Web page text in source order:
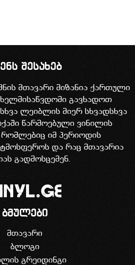
შესახებ
მთავარი მიზანია ქართული
გავხადოთ
ლეიბლის მიერ სხვადსხვა
წარმოებული ვინილის
იმ პერიოდის
და რაც მთავარია
გადმოსცემენ.
ბმულები
მთავარი
ბლოგი
გრეიდინგი